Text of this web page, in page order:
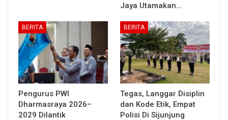
Jaya Utamakan…
BERITA
Pengurus PWI
Dharmasraya 2026–
2029 Dilantik
BERITA
Tegas, Langgar Disiplin
dan Kode Etik, Empat
Polisi Di Sijunjung